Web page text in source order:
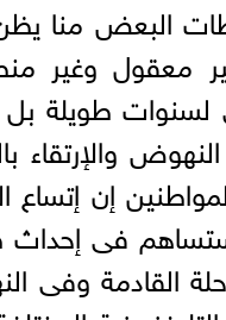
البعض منا
معقول وغير
لسنوات طويلة
والإرتقاء
إن
ستساهم فى
القادمة وفى